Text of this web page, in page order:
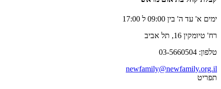
ימים א' עד ה' בין 09:00 ל 17:00
רח' טיומקין 16, תל אביב
טלפון: 03-5660504
newfamily@newfamily.org.il
תפריט